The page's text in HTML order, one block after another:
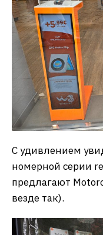
С удивлением
номерной серии
предлагают
везде так).